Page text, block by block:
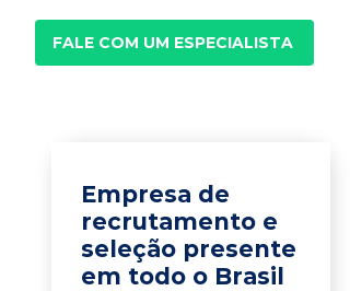
FALE COM UM ESPECIALISTA
Empresa de
recrutamento e
seleção presente
em todo o Brasil